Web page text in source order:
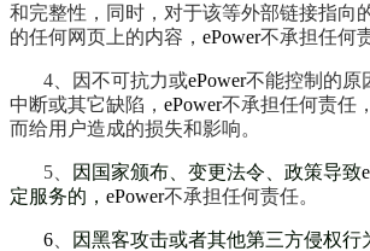
和完整性，同时，对于该等外部链接指向
的任何网页上的内容， ePower不承担任何
4、因不可抗力或ePower不能控制的原
中断或其它缺陷， ePower不承担任何责任
而给用户造成的损失和影响。
5、 因国家颁布、变更法令、政策导致
定服务的， ePower不承担任何责任。
6
因黑客攻击或者其他第三方侵权行